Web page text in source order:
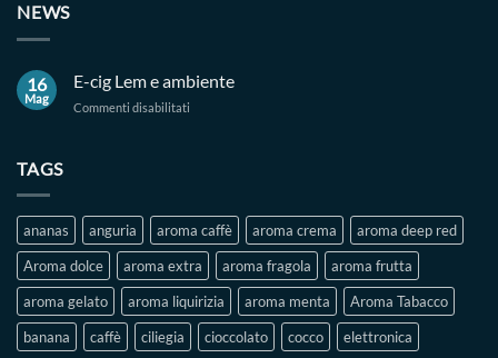
NEWS
16
Mag
E-cig Lem e ambiente
Commenti disabilitati
TAGS
ananas anguria aroma caffè aroma crema
aroma deep red
Aroma dolce
aroma extra aroma fragola
aroma frutta
aroma gelato
aroma liquirizia aroma menta
Aroma Tabacco
banana
caffè ciliegia cioccolato cocco elettronica